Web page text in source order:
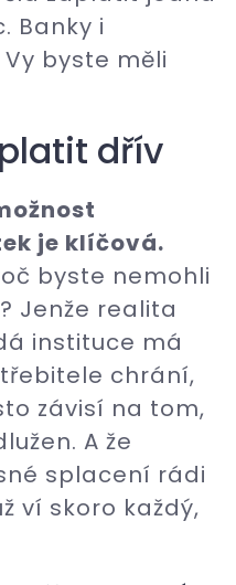
Banky i
byste měli
dřív
je klíčová.
byste nemohli
Jenže realita
instituce má
chrání,
závisí na tom,
A že
splacení rádi
ví skoro každý,